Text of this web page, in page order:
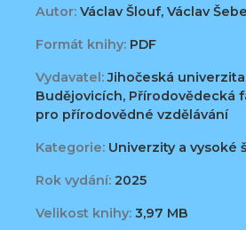
Autor: Václav Šlouf, Václav
Formát knihy: PDF
Vydavatel:Jihočeská univerzita
Budějovicích, Přírodovědecká
pro přírodovědné vzdělávání
Kategorie: Univerzity a vysoké
Rok vydání: 2025
Velikost knihy: 3,97 MB